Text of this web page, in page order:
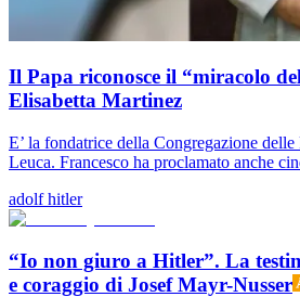
Il Papa riconosce il “miracolo
Elisabetta Martinez
E’ la fondatrice della Congregazione
Leuca. Francesco ha proclamato anche
adolf hitler
“Io non giuro a Hitler”. La
e coraggio di Josef Mayr-Nusser